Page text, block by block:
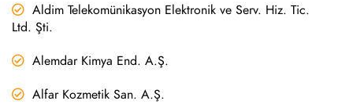
Aldim Telekomünikasyon Elektronik ve Serv. Hiz. Tic.
Ltd. Şti.
Alemdar Kimya End. A.Ş.
Alfar Kozmetik San. A.Ş.